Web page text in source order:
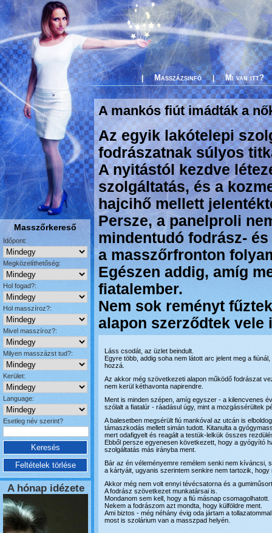
Masszőrkereső
Időpont:
Megközelíthetőség:
Hol fogad?:
Hol masszíroz?:
Mivel masszíroz?:
Milyen masszázst tud?:
Kerület:
Language:
Esetleg név szerint?
A hónap idézete
| Masszázsinfó | Mi van itt?
A mankós fiút imádták a
Az egyik lakótelepi
fodrászatnak súlyos
A nyitástól kezdve
szolgáltatás, és a
hajcihő mellett
Persze, a panelproli
mindentudó fodrász-
a masszőrfronton
Egészen addig, amíg
fiatalember.
Nem sok reményt
alapon szerződtek vele
Láss csodát, az üzlet beindult.
Egyre több, addig soha nem látott arc jelent meg a
hozzá.
Az akkor még szövetkezeti alapon működő fodrászat
nem kerül kéthavonta napirendre.
Ment is minden szépen, amíg egyszer - a kilencvenes
szólalt a fiatalúr - ráadásul úgy, mint a mozgássérültek
A balesetben megsérült fiú mankóval az utcán is
támaszkodás mellett simán tudott. Kitanulta a
mert odafigyelt és reagált a testük-lelkük összes
Ebből persze egyenesen következett, hogy a gyógyító
szolgáltatás más irányba ment.
Bár az én véleményemre remélem senki nem kíváncsi,
a kártyáit, ugyanis szerintem senkire nem tartozik,
Akkor még nem volt ennyi tévécsatorna és a
A fodrász szövetkezet munkatársai is.
Mondanom sem kell, hogy a fiú másnap csomagolhatott.
Nekem a fodrászom azt mondta, hogy külföldre ment.
Ami biztos - még néhány évig oda jártam a
most is szolárium van a masszpad helyén.